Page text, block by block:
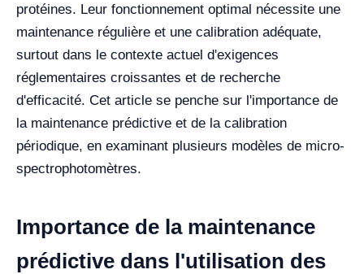
protéines. Leur fonctionnement optimal nécessite une
maintenance régulière et une calibration adéquate,
surtout dans le contexte actuel d'exigences
réglementaires croissantes et de recherche
d'efficacité. Cet article se penche sur l'importance de
la maintenance prédictive et de la calibration
périodique, en examinant plusieurs modèles de micro-
spectrophotomètres.
Importance de la maintenance
prédictive dans l'utilisation des